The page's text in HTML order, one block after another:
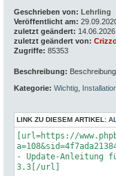
Geschrieben von: Lehrling
Veröffentlicht am:
zuletzt geändert:
zuletzt geändert von:
Zugriffe: 85353
Beschreibung:
Kategorie: Wichtig
LINK ZU DIESEM ARTIKEL:
[url=https://
- Update-Anleitung
3.3[/url]